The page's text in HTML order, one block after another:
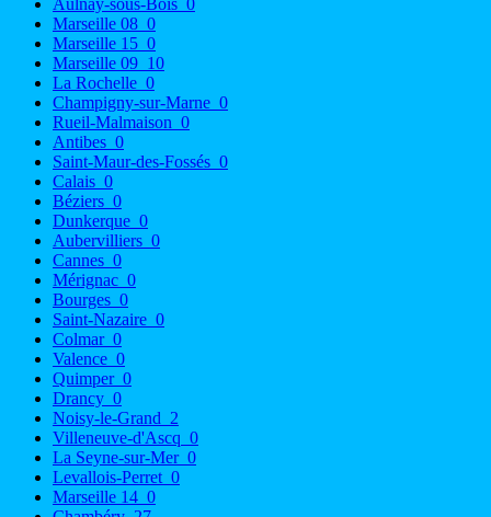
Marseille 08 0
Marseille 15 0
Marseille 09 10
La Rochelle 0
Champigny-sur-Marne 0
Rueil-Malmaison 0
Antibes 0
Saint-Maur-des-Fossés 0
Calais 0
Béziers 0
Dunkerque 0
Aubervilliers 0
Cannes 0
Mérignac 0
Bourges 0
Saint-Nazaire 0
Colmar 0
Valence 0
Quimper 0
Drancy 0
Noisy-le-Grand 2
Villeneuve-d'Ascq 0
La Seyne-sur-Mer 0
Levallois-Perret 0
Marseille 14 0